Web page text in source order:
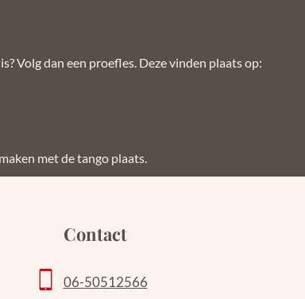
Volg dan een proefles. Deze vinden plaats op:
met de tango plaats.
Contact
06-50512566